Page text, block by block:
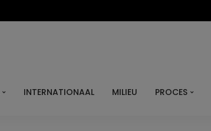
INTERNATIONAAL MILIEU PROCES